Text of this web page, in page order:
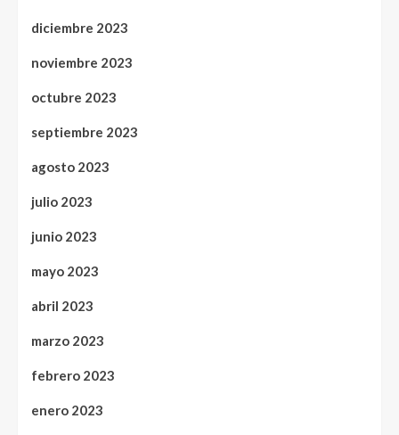
diciembre 2023
noviembre 2023
octubre 2023
septiembre 2023
agosto 2023
julio 2023
junio 2023
mayo 2023
abril 2023
marzo 2023
febrero 2023
enero 2023